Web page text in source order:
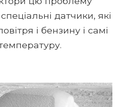
датчики, які
і бензину і самі